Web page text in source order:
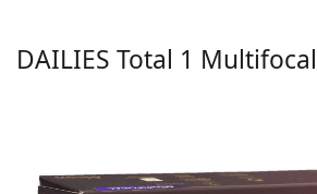
DAILIES Total 1 Multifocal